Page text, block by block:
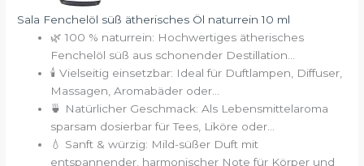
Sala Fenchelöl süß ätherisches Öl naturrein 10 ml
🌿 100 % naturrein: Hochwertiges ätherisches
Fenchelöl süß aus schonender Destillation...
🕯️ Vielseitig einsetzbar: Ideal für Duftlampen, Diffuser,
Massagen, Aromabäder oder...
🍵 Natürlicher Geschmack: Als Lebensmittelaroma
sparsam dosierbar für Tees, Liköre oder...
💧 Sanft & würzig: Mild-süßer Duft mit
entspannender, harmonischer Note für Körper und